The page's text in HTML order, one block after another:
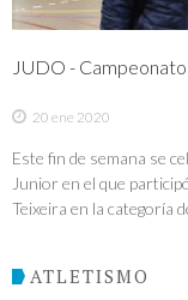
JUDO -
20 ene 2020
Este fin de semana se
Junior en el que
Teixeira en la categoría
ATLETISMO